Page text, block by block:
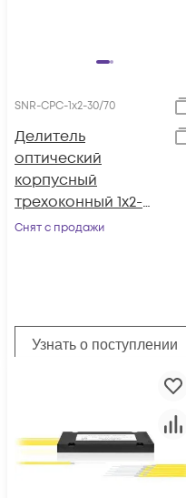
SNR-CPС-1x2-30/70
Делитель
оптический
корпусный
трехоконный 1х2-
30/70
Снят с продажи
Узнать о поступлении